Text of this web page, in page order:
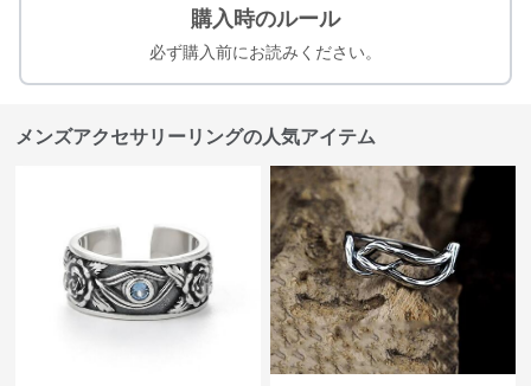
購入時のルール
必ず購入前にお読みください。
メンズアクセサリーリングの人気アイテム